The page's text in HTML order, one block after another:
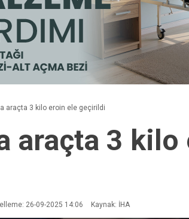
araçta 3 kilo eroin ele geçirildi
araçta 3
26-09-2025 14:06 Kaynak: İHA